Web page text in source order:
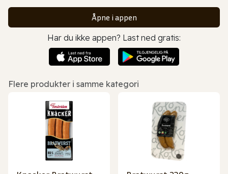
Åpne i appen
Har du ikke appen? Last ned gratis:
Flere produkter i samme kategori